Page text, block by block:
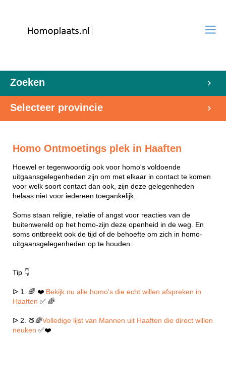
Zoeken
Selecteer provincie
Homo Ontmoetings plek in Haaften
Hoewel er tegenwoordig ook voor homo's voldoende
uitgaansgelegenheden zijn om met elkaar in contact te komen
voor welk soort contact dan ook, zijn deze gelegenheden
helaas niet voor iedereen toegankelijk.
Soms staan religie, relatie of angst voor reacties van de
buitenwereld op het homo-zijn deze openheid in de weg. En
soms ontbreekt ook de tijd of de behoefte om zich in homo-
uitgaansgelegenheden op te houden.
Tip 👇
ᐅ 1. 🌈 ❤️ Bekijk nu alle homo's die echt willen afspreken in
Haaften ✅ 🌈
ᐅ 2. 🍑🌈Volledige lijst van Mannen uit Haaften die direct willen
neuken ✅❤️